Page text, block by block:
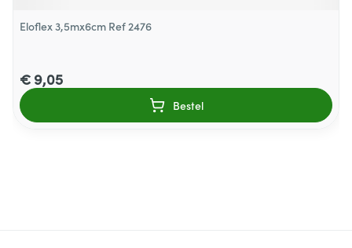
Eloflex 3,5mx6cm Ref 2476
€ 9,05
Bestel